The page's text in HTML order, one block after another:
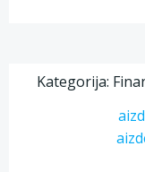
Kategorija: